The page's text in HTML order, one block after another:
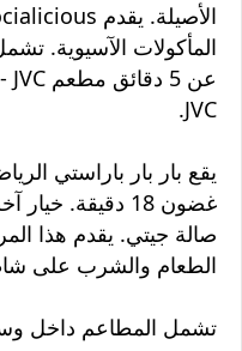
المأكولات الآسيوية.
JVC.
يقع بار بار باراستي
صالة جيتي. يقدم هذا
الطعام والشرب على
تشمل المطاعم داخل